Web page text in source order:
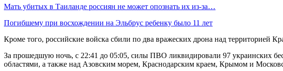
Мать убитых в Таиланде россиян не может опознать их из-за…
Погибшему при восхождении на Эльбрус ребенку было 11 лет
Кроме того, российские войска сбили по два вражеских дрона над территорией
За прошедшую ночь, с 22:41 до 05:05, силы ПВО ликвидировали 97 украинских
областями, а также над Азовским морем, Краснодарским краем, Крымом и